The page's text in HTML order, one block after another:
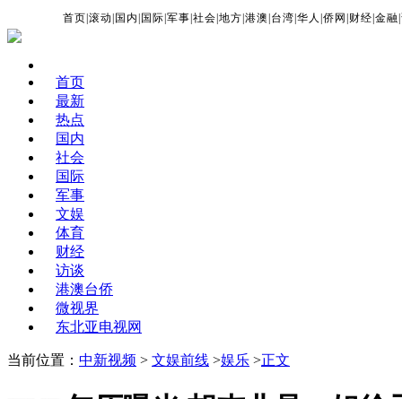
首页 |滚动 国内 国际 |军事 |社会 |地方 |港澳 台湾 |华人 |侨网 财经 |金融 |
首页
最新
热点
国内
社会
国际
军事
文娱
体育
财经
访谈
港澳台侨
微视界
东北亚电视网
当前位置： 中新视频 > 文娱前线 >娱乐 >正文